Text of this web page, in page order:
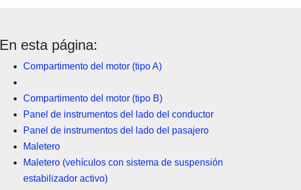
En esta página:
Compartimento del motor (tipo A)
Compartimento del motor (tipo B)
Panel de instrumentos del lado del conductor
Panel de instrumentos del lado del pasajero
Maletero
Maletero (vehículos con sistema de suspensión
estabilizador activo)